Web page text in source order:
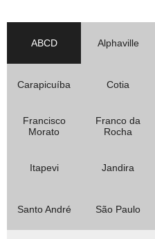
ABCD Alphaville
Carapicuíba Cotia
Francisco
Morato
Franco da
Rocha
Itapevi Jandira
Santo André São Paulo